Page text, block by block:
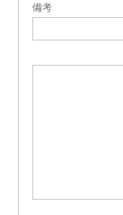
備考